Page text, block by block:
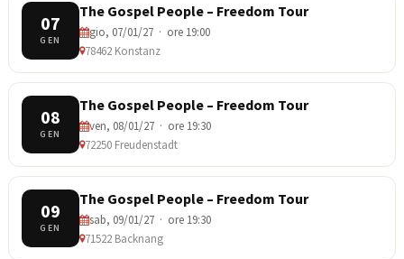
07
GEN
The Gospel People – Freedom Tour
gio, 07/01/27 · ore 19:00
78462 Konstanz
08
GEN
The Gospel People – Freedom Tour
ven, 08/01/27 · ore 19:30
72250 Freudenstadt
09
GEN
The Gospel People – Freedom Tour
sab, 09/01/27 · ore 19:30
71522 Backnang